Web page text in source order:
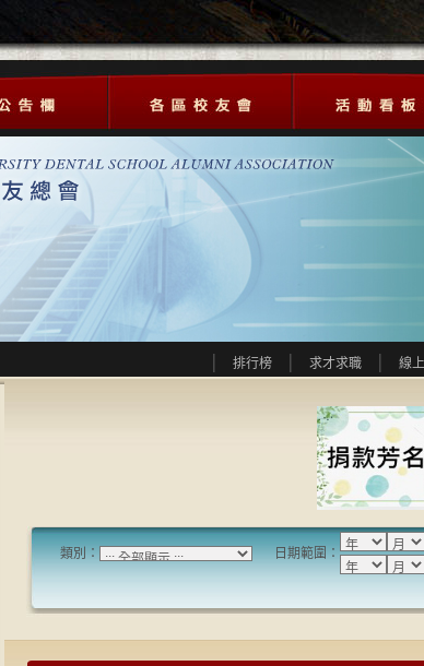
排行榜 求才求職 線
類別： 日期範圍：